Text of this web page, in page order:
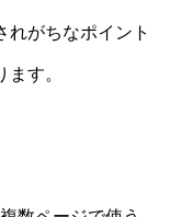
れがちなポイント
す。